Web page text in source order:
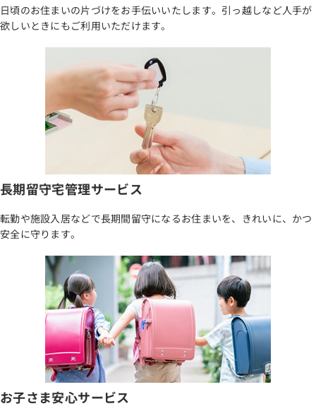
日頃のお住まいの片づけをお手伝いいたします。引っ越しなど人手が
欲しいときにもご利用いただけます。
長期留守宅管理サービス
転勤や施設入居などで長期間留守になるお住まいを、きれいに、かつ
安全に守ります。
お子さま安心サービス